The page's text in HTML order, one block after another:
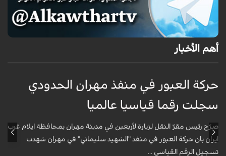
أهم الأخبار
حركة العبور في منفذ مهران الحدودي
سجلت رقما قياسيا عالميا
صرّح رئيس مقرّ النقل لزيارة لأربعين في مدينة مهران بمحافظة ايلام غرب
ايران بان حركة العبور في منفذ "الشهيد سليماني" في مهران شهدت
تسجيل الرقم القياسي ...